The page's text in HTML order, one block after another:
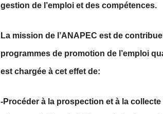
gestion de l’emploi et des compétences.
La mission de l’ANAPEC est de
programmes de promotion de l’emploi
est chargée à cet effet de:
-Procéder à la prospection et à la